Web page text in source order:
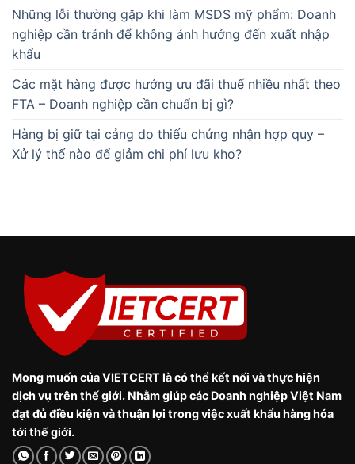
Những lỗi thường gặp khi làm MSDS mỹ phẩm: Doanh
nghiệp cần tránh để không ảnh hưởng đến xuất nhập
khẩu
Các mặt hàng được hưởng ưu đãi thuế nhiều nhất theo
FTA – Doanh nghiệp cần chuẩn bị gì?
Hàng bị giữ tại cảng do thiếu chứng nhận hợp quy –
Xử lý thế nào để giảm chi phí lưu kho?
Mong muốn của VIETCERT là có thể kết nối và thực hiện
dịch vụ trên thế giới. Nhằm giúp các Doanh nghiệp Việt Nam
đạt đủ điều kiện và thuận lợi trong việc xuất khẩu hàng hóa
tới thế giới.